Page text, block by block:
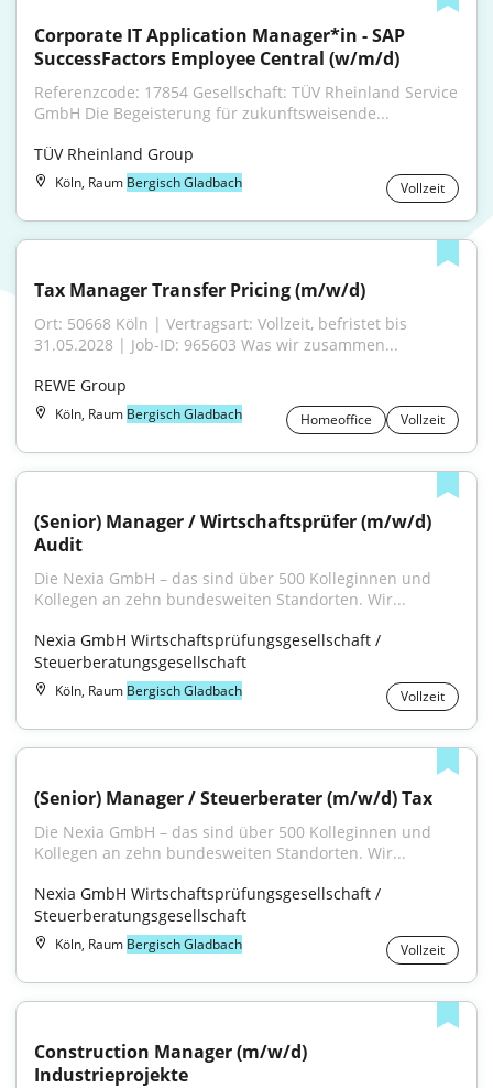
Corporate IT Application Manager*in - SAP
SuccessFactors Employee Central (w/m/d)
Referenzcode: 17854 Gesellschaft: TÜV Rheinland Service
GmbH Die Begeisterung für zukunftsweisende...
TÜV Rheinland Group
Köln, Raum Bergisch Gladbach Vollzeit
Tax Manager Transfer Pricing (m/w/d)
Ort: 50668 Köln | Vertragsart: Vollzeit, befristet bis
31.05.2028 | Job-ID: 965603 Was wir zusammen...
REWE Group
Köln, Raum Bergisch Gladbach Homeoffice Vollzeit
(Senior) Manager / Wirtschaftsprüfer (m/w/d)
Audit
Die Nexia GmbH – das sind über 500 Kolleginnen und
Kollegen an zehn bundesweiten Standorten. Wir...
Nexia GmbH Wirtschaftsprüfungsgesellschaft /
Steuerberatungsgesellschaft
Köln, Raum Bergisch Gladbach Vollzeit
(Senior) Manager / Steuerberater (m/w/d) Tax
Die Nexia GmbH – das sind über 500 Kolleginnen und
Kollegen an zehn bundesweiten Standorten. Wir...
Nexia GmbH Wirtschaftsprüfungsgesellschaft /
Steuerberatungsgesellschaft
Köln, Raum Bergisch Gladbach Vollzeit
Construction Manager (m/w/d)
Industrieprojekte